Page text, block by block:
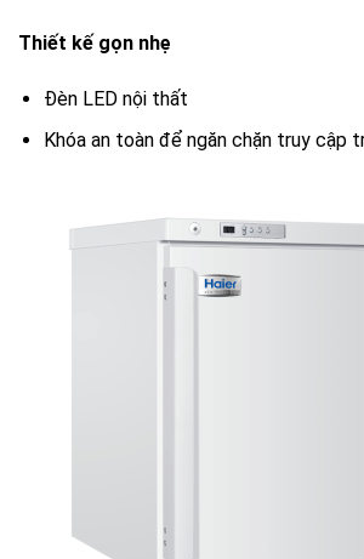
Thiết kế gọn nhẹ
Đèn LED nội thất
Khóa an toàn để ngăn chặn truy cập